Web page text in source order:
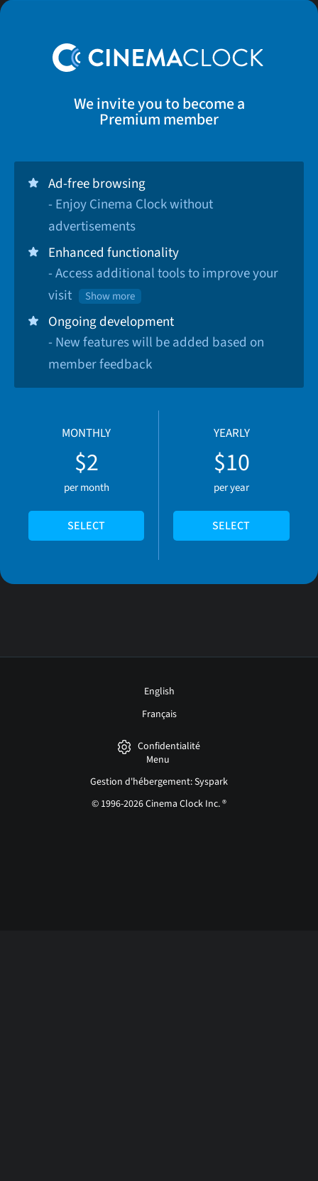
We invite you to become a
Premium member
Ad-free browsing
- Enjoy Cinema Clock without
advertisements
Enhanced functionality
- Access additional tools to improve your
visit
Show more
Ongoing development
- New features will be added based on
member feedback
MONTHLY
$2
per month
SELECT
YEARLY
$10
per year
SELECT
English
Français
Confidentialité
Menu
Gestion d'hébergement: Syspark
© 1996-2026 Cinema Clock Inc. ®